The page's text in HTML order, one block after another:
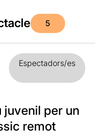
5
Espectadors/es
juvenil per un
remot